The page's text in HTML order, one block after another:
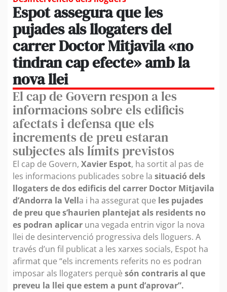
Espot assegura que les
pujades als llogaters del
carrer Doctor Mitjavila «no
tindran cap efecte» amb la
nova llei
El cap de Govern respon a les
informacions sobre els edificis
afectats i defensa que els
increments de preu estaran
subjectes als límits previstos
El cap de Govern, Xavier Espot, ha sortit al pas de
les informacions publicades sobre la situació dels
llogaters de dos edificis del carrer Doctor Mitjavila
d’Andorra la Vella i ha assegurat que les pujades
de preu que s’haurien plantejat als residents no
es podran aplicar una vegada entrin vigor la nova
llei de desintervenció progressiva dels lloguers. A
través d’un fil publicat a les xarxes socials, Espot ha
afirmat que “els increments referits no es podran
imposar als llogaters perquè són contraris al que
preveu la llei que estem a punt d’aprovar”.